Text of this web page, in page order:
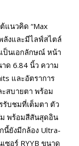
นวคิด “Max
ลังและมีไลฟ์สไตล์
ป็นเอกลักษณ์ หน้า
ด 6.84 นิ้ว ความ
และอัตราการ
สบายตา พร้อม
รับชมที่เต็มตา ตัว
ม พร้อมสีสันสุดอิน
ยังมีกล้อง Ultra-
ซอร์ RYYB ขนาด